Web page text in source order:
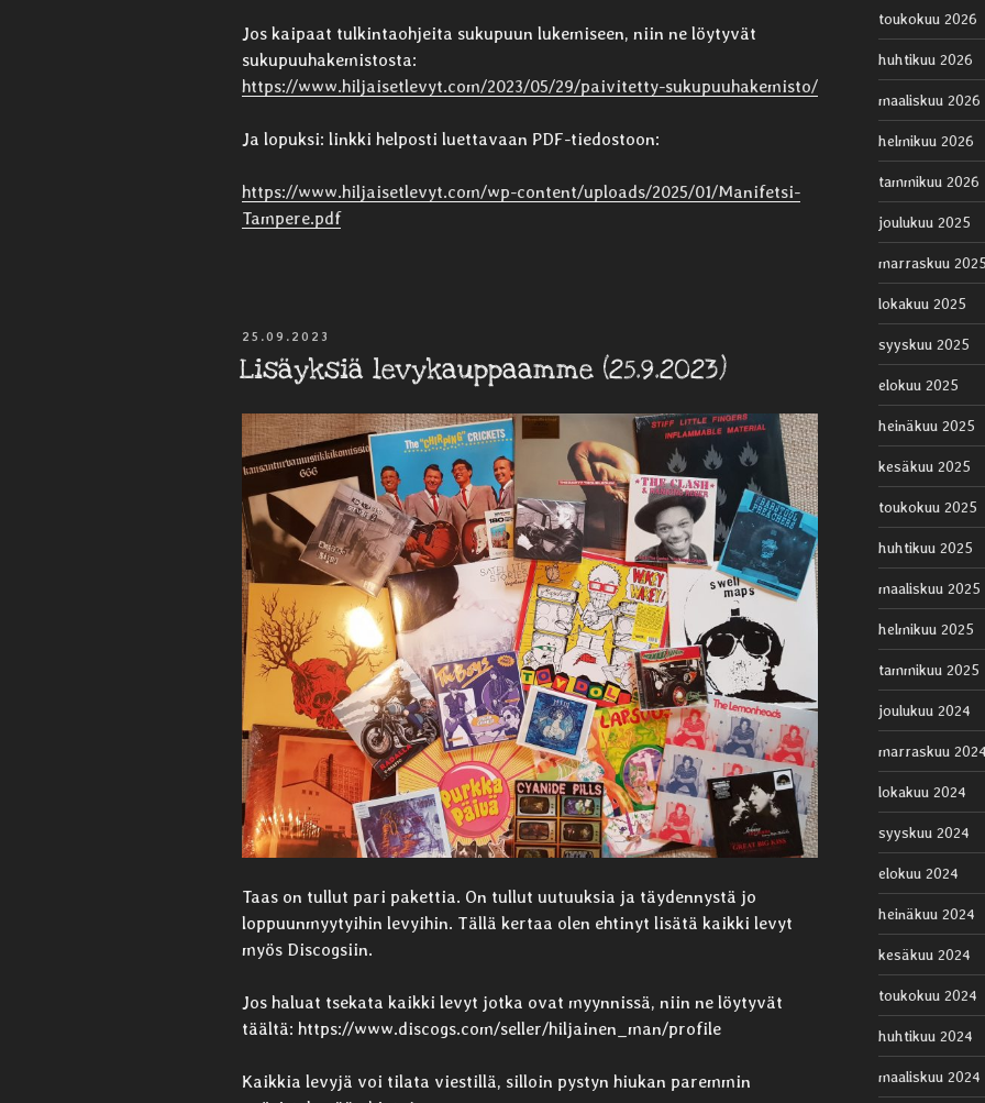
Jos kaipaat tulkintaohjeita sukupuun lukemiseen, niin ne löytyvät
sukupuuhakemistosta:
https://www.hiljaisetlevyt.com/2023/05/29/paivitetty-sukupuuhakemisto/
Ja lopuksi: linkki helposti luettavaan PDF-tiedostoon:
https://www.hiljaisetlevyt.com/wp-content/uploads/2025/01/Manifetsi-
Tampere.pdf
JULKAISTU
25.09.2023
Lisäyksiä levykauppaamme (25.9.2023)
Taas on tullut pari pakettia. On tullut uutuuksia ja täydennystä jo
loppuunmyytyihin levyihin. Tällä kertaa olen ehtinyt lisätä kaikki levyt
myös Discogsiin.
Jos haluat tsekata kaikki levyt jotka ovat myynnissä, niin ne löytyvät
täältä: https://www.discogs.com/seller/hiljainen_man/profile
Kaikkia levyjä voi tilata viestillä, silloin pystyn hiukan paremmin
toukokuu 2026
huhtikuu 2026
maaliskuu 2026
helmikuu 2026
tammikuu 2026
joulukuu 2025
marraskuu
lokakuu 2025
syyskuu 2025
elokuu 2025
heinäkuu 2025
kesäkuu 2025
toukokuu 2025
huhtikuu 2025
maaliskuu 2025
helmikuu 2025
tammikuu 2025
joulukuu 2024
marraskuu
lokakuu 2024
syyskuu 2024
elokuu 2024
heinäkuu 2024
kesäkuu 2024
toukokuu 2024
huhtikuu 2024
maaliskuu 2024